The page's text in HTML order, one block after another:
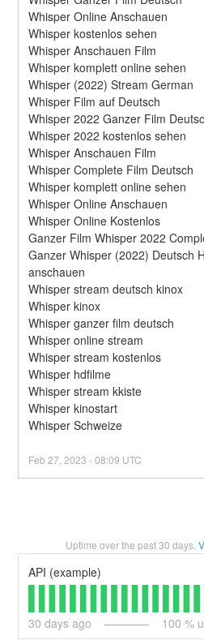
Whisper Online Anschauen
Whisper kostenlos sehen
Whisper Anschauen Film
Whisper komplett online sehen
Whisper (2022) Stream German
Whisper Film auf Deutsch
Whisper 2022 Ganzer Film
Whisper 2022 kostenlos sehen
Whisper Anschauen Film
Whisper Complete Film Deutsch
Whisper komplett online sehen
Whisper Online Anschauen
Whisper Online Kostenlos
Ganzer Film Whisper 2022
Ganzer Whisper (2022) Deutsch
anschauen
Whisper stream deutsch kinox
Whisper kinox
Whisper ganzer film deutsch
Whisper online stream
Whisper stream kostenlos
Whisper hdfilme
Whisper stream kkiste
Whisper kinostart
Whisper Schweize
Feb27,2023 -08:09 UTC
Uptime over the past30 days.
API (example)
30 days ago 100 %